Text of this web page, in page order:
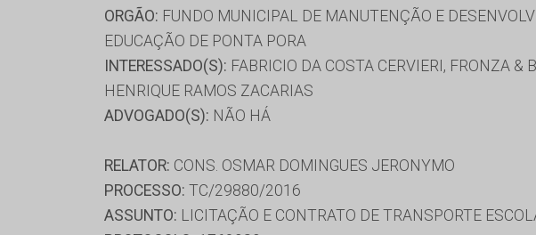
ORGÃO: FUNDO MUNICIPAL DE MANUTENÇÃO E
EDUCAÇÃO DE PONTA PORA
INTERESSADO(S): FABRICIO DA COSTA CERVIERI, FRONZA &
HENRIQUE RAMOS ZACARIAS
ADVOGADO(S): NÃO HÁ
RELATOR: CONS. OSMAR DOMINGUES JERONYMO
PROCESSO: TC/29880/2016
ASSUNTO: LICITAÇÃO E CONTRATO DE TRANSPORTE